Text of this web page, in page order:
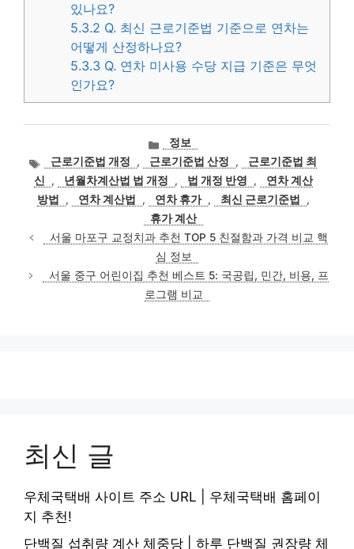
있나요?
5.3.2 Q. 최신 근로기준법 기준으로 연차는
어떻게 산정하나요?
5.3.3 Q. 연차 미사용 수당 지급 기준은 무엇
인가요?
카
테
고
리
정보
태
그
근로기준법 개정 , 근로기준법 산정 ,
근로기준법 최
신
, 년월차계산법 법 개정 , 법 개정 반영 ,
연차 계산
방법
, 연차 계산법 , 연차 휴가 , 최신 근로기준법
,
휴가 계산
서울 마포구 교정치과 추천 TOP 5 친절함과 가격 비교 핵
심 정보
서울 중구 어린이집 추천 베스트 5: 국공립, 민간, 비용, 프
로그램 비교
최신 글
우체국택배 사이트 주소 URL | 우체국택배 홈페이
지 추천!
단백질 섭취량 계산 체중당 | 하루 단백질 권장량 체